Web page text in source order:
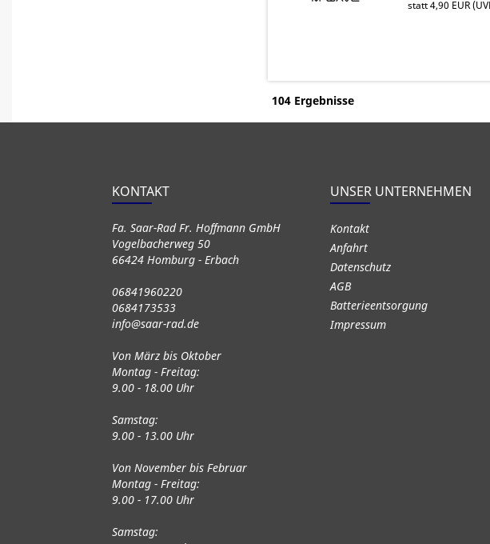
statt4,90 EUR(
104 Ergebnisse
KONTAKT
Fa. Saar-Rad Fr. Hoffmann GmbH
Vogelbacherweg 50
66424 Homburg - Erbach
06841960220
0684173533
info@saar-rad.de
Von März bis Oktober
Montag - Freitag:
9.00 - 18.00 Uhr
Samstag:
9.00 - 13.00 Uhr
Von November bis Februar
Montag - Freitag:
9.00 - 17.00 Uhr
Samstag:
UNSER UNTERNEHMEN
Kontakt
Anfahrt
Datenschutz
AGB
Batterieentsorgung
Impressum